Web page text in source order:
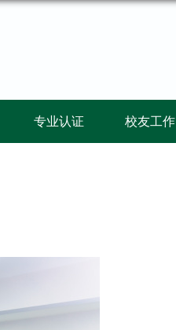
专业认证 校友工作